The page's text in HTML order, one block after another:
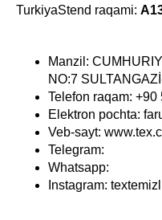
TurkiyaStend raqami:
Manzil:
NO:7
Telefon raqam: +90
Elektron pochta:
Veb-sayt:
Telegram:
Whatsapp:
Instagram: